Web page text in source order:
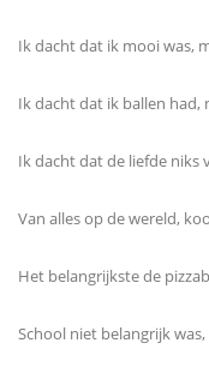
Ik dacht dat ik mooi was,
Ik dacht dat ik ballen had,
Ik dacht dat de liefde niks
Van alles op de wereld,
Het belangrijkste de
School niet belangrijk